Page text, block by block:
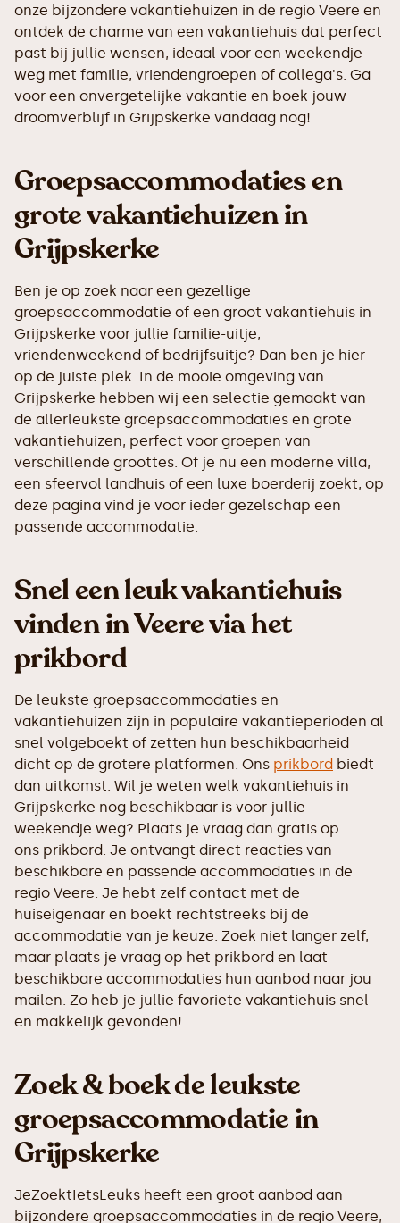
onze bijzondere vakantiehuizen in de regio Veere en
ontdek de charme van een vakantiehuis dat perfect
past bij jullie wensen, ideaal voor een weekendje
weg met familie, vriendengroepen of collega's. Ga
voor een onvergetelijke vakantie en boek jouw
droomverblijf in Grijpskerke vandaag nog!
Groepsaccommodaties en
grote vakantiehuizen in
Grijpskerke
Ben je op zoek naar een gezellige
groepsaccommodatie of een groot vakantiehuis in
Grijpskerke voor jullie familie-uitje,
vriendenweekend of bedrijfsuitje? Dan ben je hier
op de juiste plek. In de mooie omgeving van
Grijpskerke hebben wij een selectie gemaakt van
de allerleukste groepsaccommodaties en grote
vakantiehuizen, perfect voor groepen van
verschillende groottes. Of je nu een moderne villa,
een sfeervol landhuis of een luxe boerderij zoekt, op
deze pagina vind je voor ieder gezelschap een
passende accommodatie.
Snel een leuk vakantiehuis
vinden in Veere via het
prikbord
De leukste groepsaccommodaties en
vakantiehuizen zijn in populaire vakantieperioden al
snel volgeboekt of zetten hun beschikbaarheid
dicht op de grotere platformen. Ons prikbord biedt
dan uitkomst. Wil je weten welk vakantiehuis in
Grijpskerke nog beschikbaar is voor jullie
weekendje weg? Plaats je vraag dan gratis op
ons prikbord. Je ontvangt direct reacties van
beschikbare en passende accommodaties in de
regio Veere. Je hebt zelf contact met de
huiseigenaar en boekt rechtstreeks bij de
accommodatie van je keuze. Zoek niet langer zelf,
maar plaats je vraag op het prikbord en laat
beschikbare accommodaties hun aanbod naar jou
mailen. Zo heb je jullie favoriete vakantiehuis snel
en makkelijk gevonden!
Zoek & boek de leukste
groepsaccommodatie in
Grijpskerke
JeZoektIetsLeuks heeft een groot aanbod aan
bijzondere groepsaccommodaties in de regio Veere,